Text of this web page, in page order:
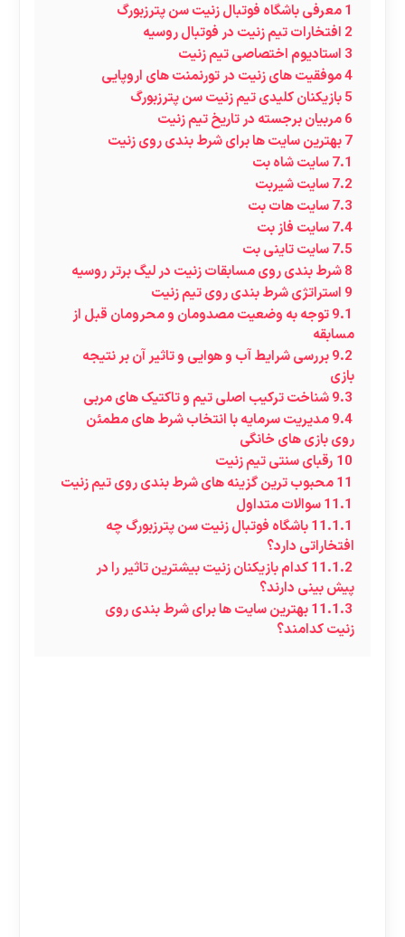
1معرفی باشگاه فوتبال زنیت سن پترزبورگ
2 افتخارات تیم زنیت در فوتبال روسیه
3 استادیوم اختصاصی تیم زنیت
4موفقیت‌ های زنیت در تورنمنت‌ های اروپایی
5بازیکنان کلیدی تیم زنیت سن پترزبورگ
6مربیان برجسته در تاریخ تیم زنیت
7بهترین سایت‌ ها برای شرط بندی روی زنیت
7.1سایت شاه بت
7.2سایت شیربت
7.3سایت هات بت
7.4سایت فاز بت
7.5سایت تاینی بت
8شرط بندی روی مسابقات زنیت در لیگ برتر روسیه
9 استراتژی شرط بندی روی تیم زنیت
9.1توجه به وضعیت مصدومان و محرومان قبل از
مسابقه
9.2بررسی شرایط آب‌ و هوایی و تاثیر آن بر نتیجه
بازی
9.3شناخت ترکیب اصلی تیم و تاکتیک‌ های مربی
9.4مدیریت سرمایه با انتخاب شرط‌ های مطمئن
روی بازی‌ های خانگی
10 رقبای سنتی تیم زنیت
11محبوب ترین گزینه های شرط بندی روی تیم زنیت
11.1سوالات متداول
11.1.1باشگاه فوتبال زنیت سن پترزبورگ چه
افتخاراتی دارد؟
11.1.2کدام بازیکنان زنیت بیشترین تاثیر را در
پیش بینی دارند؟
11.1.3بهترین سایت‌ ها برای شرط بندی روی
زنیت کدامند؟